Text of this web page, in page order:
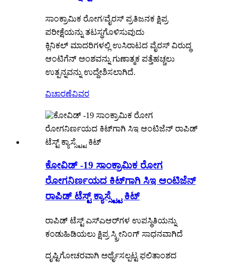
ಸಾಂಕ್ರಾಮಿಕ ರೋಗ/ವೈರಸ್ ಪ್ರತಿಜನಕ ಕ್ಷಿಪ್ರ
ಪರೀಕ್ಷೆಯನ್ನು ತಟಸ್ಥಗೊಳಿಸುವುದು
ಕ್ಲಿನಿಕಲ್ ಮಾದರಿಗಳಲ್ಲಿ ಉಸಿರಾಟದ ವೈರಸ್ ವಿರುದ್ಧ
ಆಂಟಿಗೆನ್ ಅಂಶವನ್ನು ಗುಣಾತ್ಮಕ ಪತ್ತೆಹಚ್ಚಲು
ಉತ್ಪನ್ನವನ್ನು ಉದ್ದೇಶಿಸಲಾಗಿದೆ.
ವಿಚಾರಣೆವಿವರ
ಕೋವಿಡ್ -19 ಸಾಂಕ್ರಾಮಿಕ ರೋಗ
ರೋಗನಿರ್ಣಯದ ಕಿಟ್‌ಗಾಗಿ ಸಿಇ ಆಂಟಿಜೆನ್
ರಾಪಿಡ್ ಟೆಸ್ಟ್ ಕ್ಯಾಸ್ಸ್ಟ್ಟೆ ಕಿಟ್
ರಾಪಿಡ್ ಟೆಸ್ಟ್ ಎಸ್‌ಎಆರ್‌ಗಳ ಉಪಸ್ಥಿತಿಯನ್ನು
ಕಂಡುಹಿಡಿಯಲು ಕ್ಷಿಪ್ರ ಸ್ಕ್ರೀನಿಂಗ್ ಸಾಧನವಾಗಿದೆ
ದೃಷ್ಟಿಗೋಚರವಾಗಿ ಅರ್ಥೈಸಲ್ಪಟ್ಟ ಫಲಿತಾಂಶದ